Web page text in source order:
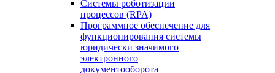
Системы роботизации
процессов (RPA)
Программное обеспечение для
функционирования системы
юридически значимого
электронного
документооборота